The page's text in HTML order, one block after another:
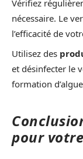
Vérifiez
nécessaire. Le
l’efficacité de
Utilisez des
et désinfecter le
formation
pour